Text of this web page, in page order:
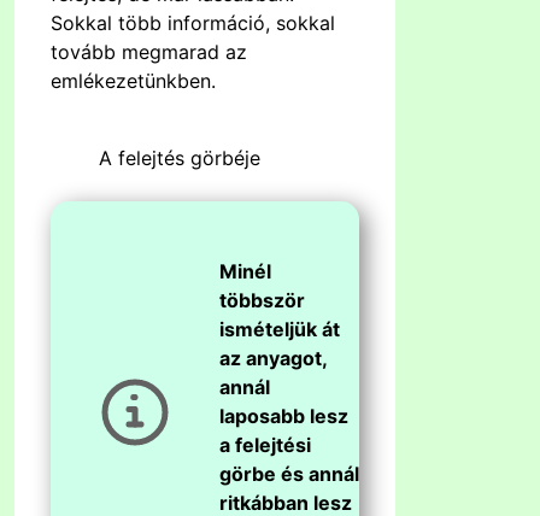
Sokkal több információ, sokkal
tovább megmarad az
emlékezetünkben.
A felejtés görbéje
Minél
többször
ismételjük át
az anyagot,
annál
laposabb lesz
a felejtési
görbe és annál
ritkábban lesz